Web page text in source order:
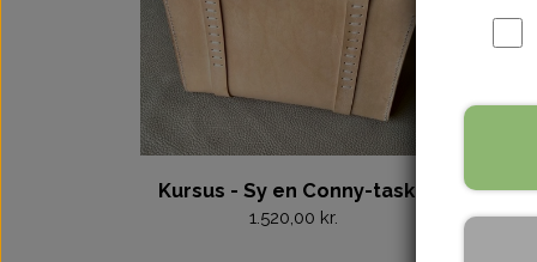
Kursus - Sy en Conny-taske
1.520,00 kr.